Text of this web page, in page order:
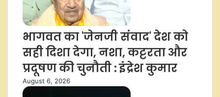
भागवत का 'जेनजी संवाद' देश को
सही दिशा देगा, नशा, कट्टरता और
प्रदूषण की चुनौती : इंद्रेश कुमार
August 6, 2026